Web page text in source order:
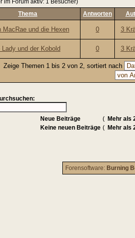
im Forum aktiv: 1 Besucher)
Thema
Antworten
MacRae und die Hexen 0 3
Lady und der Kobold 0 3
Zeige Themen 1 bis 2 von 2, sortiert nach
Neue Beiträge ( Mehr als
Keine neuen Beiträge ( Mehr als
Forensoftware: Burning